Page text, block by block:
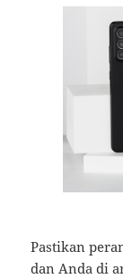
Pastikan
dan Anda di